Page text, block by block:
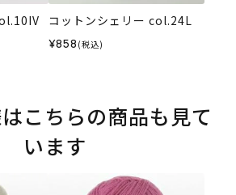
コットンシェリー col.24L
¥858 (税込)
こちらの商品も見て
います